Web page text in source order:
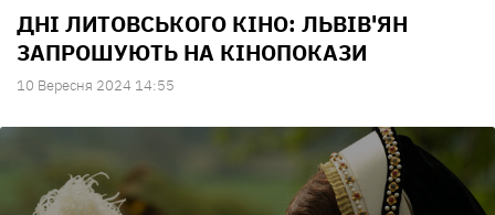
ДНІ ЛИТОВСЬКОГО КІНО: ЛЬВІВ'ЯН
ЗАПРОШУЮТЬ НА КІНОПОКАЗИ
10 Вересня 2024 14:55